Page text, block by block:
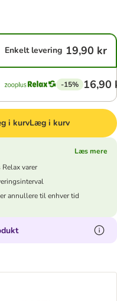
Enkelt levering 19,90 kr
-15% 16,90
i kurvLæg i kurv
Læs mere
varer
annullere til enhver tid